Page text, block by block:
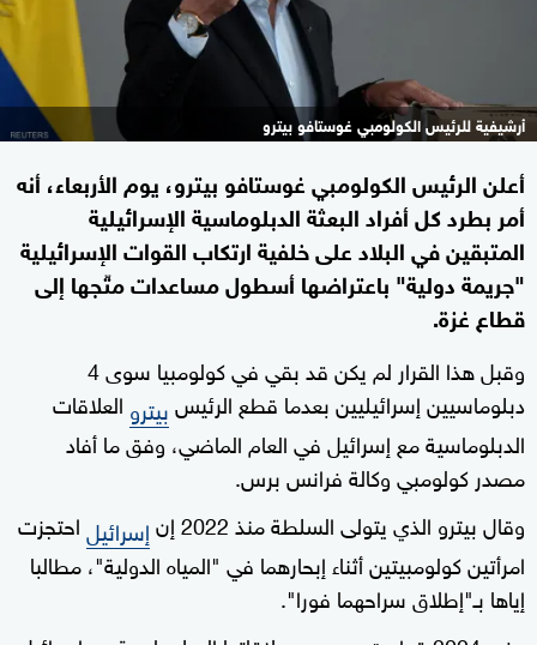
أرشيفية للرئيس الكولومبي غوستافو بيترو
أعلن الرئيس الكولومبي غوستافو بيترو، يوم الأربعاء، أنه
أمر بطرد كل أفراد البعثة الدبلوماسية الإسرائيلية
المتبقين في البلاد على خلفية ارتكاب القوات الإسرائيلية
"جريمة دولية" باعتراضها أسطول مساعدات متّجها إلى
قطاع غزة.
وقبل هذا القرار لم يكن قد بقي في كولومبيا سوى 4
دبلوماسيين إسرائيليين بعدما قطع الرئيسبيترو العلاقات
الدبلوماسية مع إسرائيل في العام الماضي، وفق ما أفاد
مصدر كولومبي وكالة فرانس برس.
وقال بيترو الذي يتولى السلطة منذ 2022 إن
إسرائيلاحتجزت
امرأتين كولومبيتين أثناء إبحارهما في "المياه الدولية"، مطالبا
إياها بـ"إطلاق سراحهما فورا".